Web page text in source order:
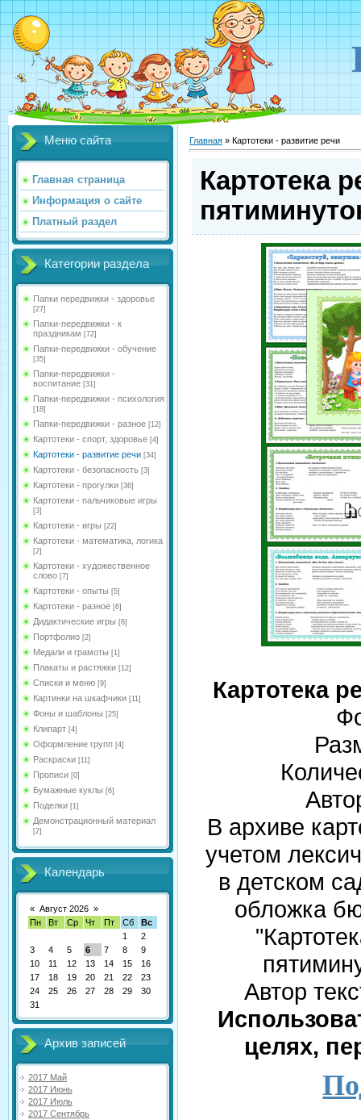
Меню сайта
Главная страница
Информация о сайте
Платный раздел
Категории раздела
Папки передвижки - здоровье
[27]
Папки-передвижки - к
праздникам [72]
Папки-передвижки - обучение
[35]
Папки-передвижки -
воспитание [31]
Папки-передвижки - психология
[18]
Папки-передвижки - разное [12]
Картотеки - спорт, здоровье [4]
Картотеки - развитие речи [34]
Картотеки - безопасность [3]
Картотеки - прогулки [36]
Картотеки - пальчиковые игры
[3]
Картотеки - игры [22]
Картотеки - математика, логика
[2]
Картотеки - художественное
слово [7]
Картотеки - опыты [5]
Картотеки - разное [6]
Дидактические игры [6]
Портфолио [2]
Медали и грамоты [1]
Плакаты и растяжки [12]
Списки и меню [9]
Картинки на шкафчики [11]
Фоны и шаблоны [25]
Клипарт [4]
Оформление групп [4]
Раскраски [11]
Прописи [0]
Бумажные куклы [6]
Поделки [1]
Демонстрационный материал
[2]
Календарь
« Август 2026 »
Пн
Вт Ср Чт Пт Сб
Вс
1
2
3
4 5 6 7 8
9
10
11 12 13 14 15
16
17
18 19 20 21 22
23
24
25 26 27 28 29
30
31
Архив записей
2017 Май
2017 Июнь
2017 Июль
2017 Сентябрь
Главная » Картотеки - развитие речи
Картотека
Картотека
В архиве
учетом
в детском
обложка
Автор
целях,